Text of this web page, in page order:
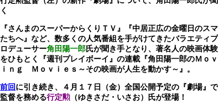
く
『さんまのスーパーからくりＴＶ』『中居正広の金曜日のスマ
たちへ』など、数多くの人気番組を手がけてきたバラエティプ
ロデューサー角田陽一郎氏が聞き手となり、著名人の映画体験
をひもとく『週刊プレイボーイ』の連載『角田陽一郎のＭｏｖ
ｉｎｇ Ｍｏｖｉｅｓ～その映画が人生を動かす～』。
前回 に引き続き、４月１７日（金）全国公開予定の『劇場』で
監督を務める行定勲 （ゆきさだ・いさお）氏が登場！